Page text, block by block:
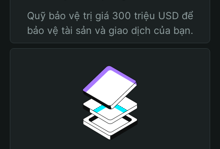
Quỹ bảo vệ trị giá 300 triệu USD để
bảo vệ tài sản và giao dịch của bạn.